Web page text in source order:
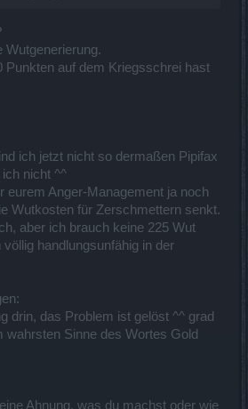
Wutgenerierung.
Punkten auf dem Kriegsschrei hast
ich jetzt nicht so dermaßen Pipifax
nicht ^^
eurem Anger-Management ja noch
Wutkosten für Zerschmettern senkt.
aber ich brauch keine 225 Wut
handlungsunfähig in der
drin, das Problem ist gelöst ^^ grad
wahrsten Sinne des Wortes Gold
Ahnung, was du machst oder wie